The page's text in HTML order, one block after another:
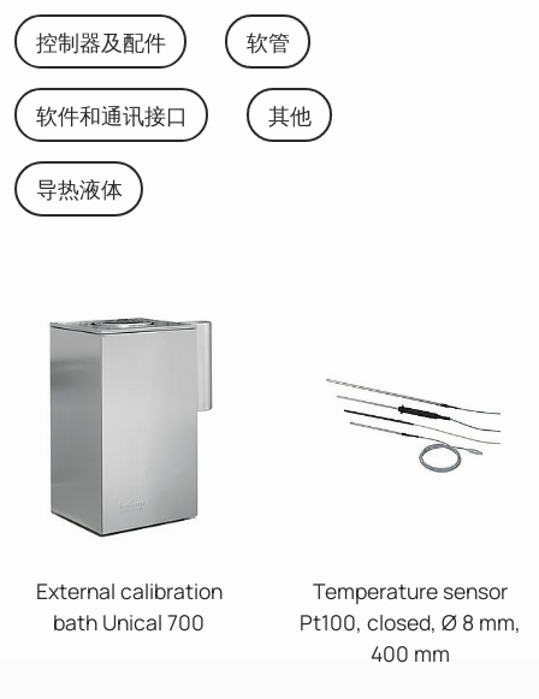
控制器及配件 软管
软件和通讯接口 其他
导热液体
External calibration
bath Unical 700
Temperature sensor
Pt100, closed, Ø 8 mm,
400 mm